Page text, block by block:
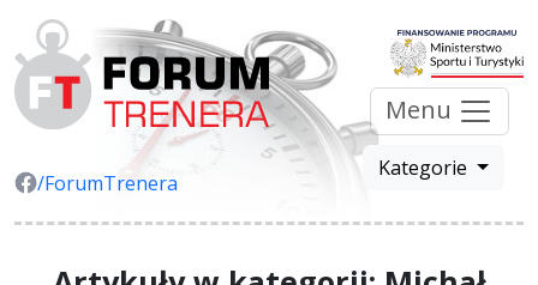
/ForumTrenera
Menu
Kategorie